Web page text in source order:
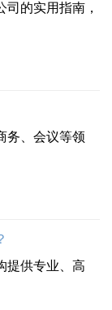
的实用指南，
务、会议等领
提供专业、高